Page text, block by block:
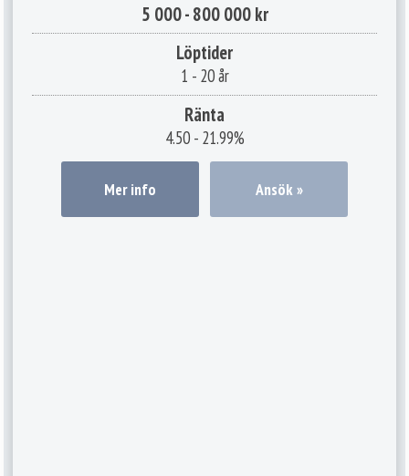
5 000 - 800 000 kr
Löptider
1 - 20 år
Ränta
4.50 - 21.99%
Mer info Ansök »